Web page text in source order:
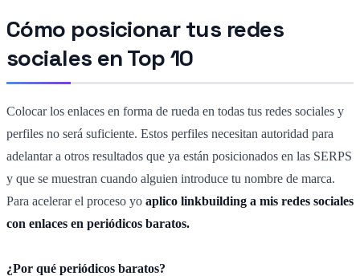
Cómo posicionar tus redes
sociales en Top 10
Colocar los enlaces en forma de rueda en todas tus redes sociales y
perfiles no será suficiente. Estos perfiles necesitan autoridad para
adelantar a otros resultados que ya están posicionados en las SERPS
y que se muestran cuando alguien introduce tu nombre de marca.
Para acelerar el proceso yo aplico linkbuilding a mis redes sociales
con enlaces en periódicos baratos.
¿Por qué periódicos baratos?